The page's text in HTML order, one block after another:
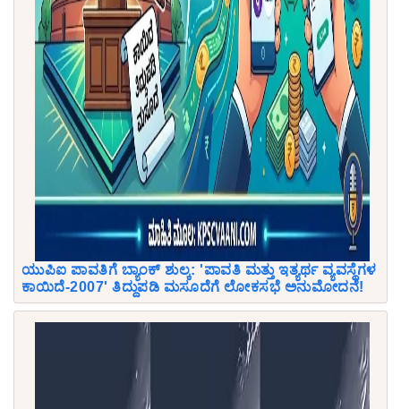
ಯುಪಿಐ ಪಾವತಿಗೆ ಬ್ಯಾಂಕ್ ಶುಲ್ಕ: 'ಪಾವತಿ ಮತ್ತು ಇತ್ಯರ್ಥ ವ್ಯವಸ್ಥೆಗಳ
ಕಾಯಿದೆ-2007' ತಿದ್ದುಪಡಿ ಮಸೂದೆಗೆ ಲೋಕಸಭೆ ಅನುಮೋದನೆ!